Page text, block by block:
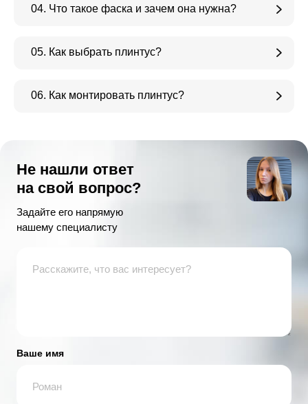
04. Что такое фаска и зачем она нужна?
05. Как выбрать плинтус?
06. Как монтировать плинтус?
Не нашли ответ
на свой вопрос?
Задайте его напрямую
нашему специалисту
Ваше имя